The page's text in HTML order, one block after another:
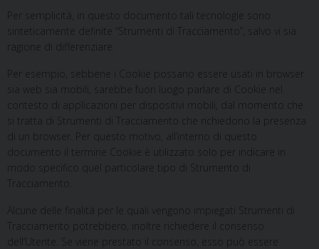
Per semplicità, in questo documento tali tecnologie sono
sinteticamente definite “Strumenti di Tracciamento”, salvo vi sia
ragione di differenziare.
Per esempio, sebbene i Cookie possano essere usati in browser
sia web sia mobili, sarebbe fuori luogo parlare di Cookie nel
contesto di applicazioni per dispositivi mobili, dal momento che
si tratta di Strumenti di Tracciamento che richiedono la presenza
di un browser. Per questo motivo, all’interno di questo
documento il termine Cookie è utilizzato solo per indicare in
modo specifico quel particolare tipo di Strumento di
Tracciamento.
Alcune delle finalità per le quali vengono impiegati Strumenti di
Tracciamento potrebbero, inoltre richiedere il consenso
dell’Utente. Se viene prestato il consenso, esso può essere